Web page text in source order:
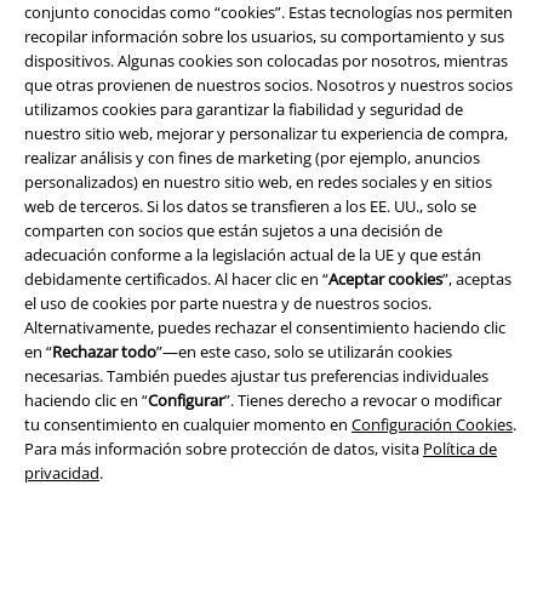
conjunto conocidas como “cookies”. Estas tecnologías nos permiten
recopilar información sobre los usuarios, su comportamiento y sus
dispositivos. Algunas cookies son colocadas por nosotros, mientras
que otras provienen de nuestros socios. Nosotros y nuestros socios
utilizamos cookies para garantizar la fiabilidad y seguridad de
nuestro sitio web, mejorar y personalizar tu experiencia de compra,
realizar análisis y con fines de marketing (por ejemplo, anuncios
personalizados) en nuestro sitio web, en redes sociales y en sitios
web de terceros. Si los datos se transfieren a los EE. UU., solo se
comparten con socios que están sujetos a una decisión de
adecuación conforme a la legislación actual de la UE y que están
debidamente certificados. Al hacer clic en “Aceptar cookies”, aceptas
el uso de cookies por parte nuestra y de nuestros socios.
Alternativamente, puedes rechazar el consentimiento haciendo clic
en “Rechazar todo”—en este caso, solo se utilizarán cookies
necesarias. También puedes ajustar tus preferencias individuales
haciendo clic en “Configurar”. Tienes derecho a revocar o modificar
tu consentimiento en cualquier momento en Configuración Cookies.
Para más información sobre protección de datos, visita Política de
privacidad.
A Warner Music Group Company
Seguridad